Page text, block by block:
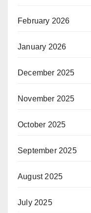
February 2026
January 2026
December 2025
November 2025
October 2025
September 2025
August 2025
July 2025